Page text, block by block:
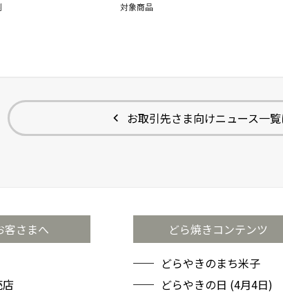
対象商品
お取引先さま向けニュース一
客さまへ どら焼きコンテンツ
どらやきのまち米子
どらやきの日 (4月4日)